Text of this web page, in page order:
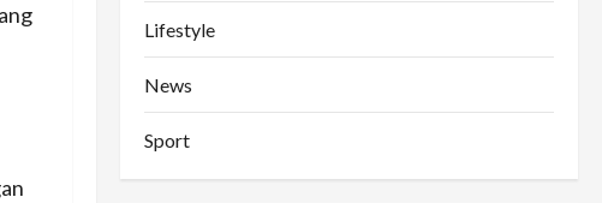
Lifestyle
News
Sport